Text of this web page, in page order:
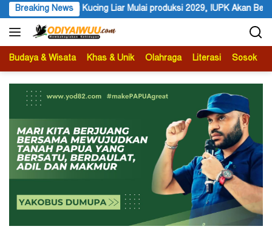
Langsung
ke
konten
Breaking News
produksi 2029, IUPK Akan Berakhir 2041 Festival Budaya
Budaya & Wisata Khas & Unik Olahraga Literasi Sosok